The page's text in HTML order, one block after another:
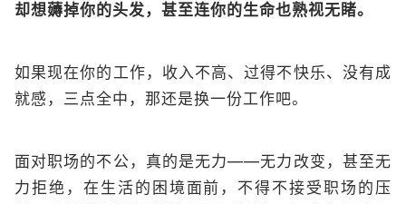
却想薅掉你的头发，甚至连你的生命也熟视无睹。
如果现在你的工作，收入不高、过得不快乐、没有成
就感，三点全中，那还是换一份工作吧。
面对职场的不公，真的是无力——无力改变，甚至无
力拒绝，在生活的困境面前，不得不接受职场的压